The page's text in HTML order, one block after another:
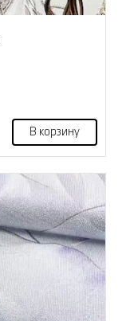
В корзину